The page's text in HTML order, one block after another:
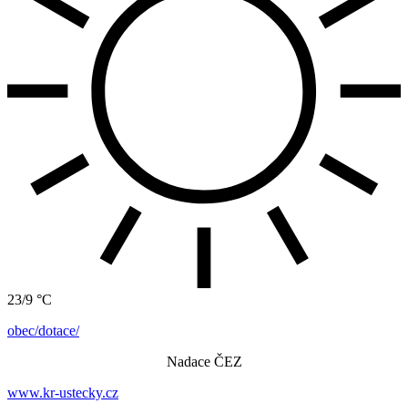
23/9 °C
obec/dotace/
Nadace ČEZ
www.kr-ustecky.cz